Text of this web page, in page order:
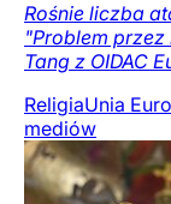
Rośnie liczba
"Problem przez
Tang z OIDAC
ReligiaUnia
mediów